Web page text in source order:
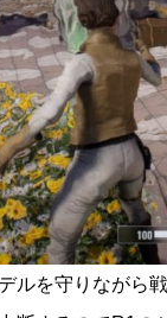
ルを守りながら